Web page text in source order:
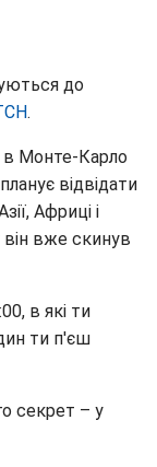
до
.
в Монте-Карло
відвідати
Африці і
він вже скинув
в які ти
ти п'єш
секрет – у